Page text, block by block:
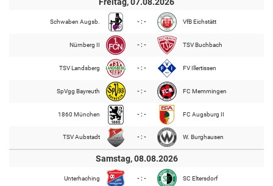
Schwaben Augsb. - : - VfB Eichstätt
Nürnberg II - : - TSV Buchbach
TSV Landsberg - : - FV Illertissen
SpVgg Bayreuth - : - FC Memmingen
1860 München - : - FC Augsburg II
TSV Aubstadt - : - W. Burghausen
Samstag, 08.08.2026
Unterhaching - : - SC Eltersdorf